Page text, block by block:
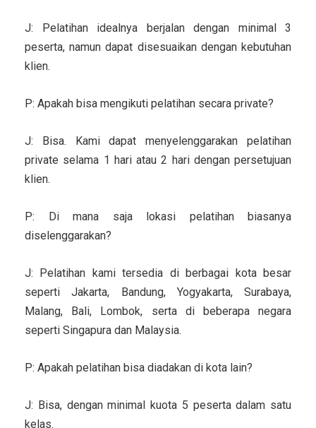
J: Pelatihan idealnya berjalan dengan minimal 3
peserta, namun dapat disesuaikan dengan kebutuhan
klien.
P: Apakah bisa mengikuti pelatihan secara private?
J: Bisa. Kami dapat menyelenggarakan pelatihan
private selama 1 hari atau 2 hari dengan persetujuan
klien.
P: Di mana saja lokasi pelatihan biasanya
diselenggarakan?
J: Pelatihan kami tersedia di berbagai kota besar
seperti Jakarta, Bandung, Yogyakarta, Surabaya,
Malang, Bali, Lombok, serta di beberapa negara
seperti Singapura dan Malaysia.
P: Apakah pelatihan bisa diadakan di kota lain?
J: Bisa, dengan minimal kuota 5 peserta dalam satu
kelas.